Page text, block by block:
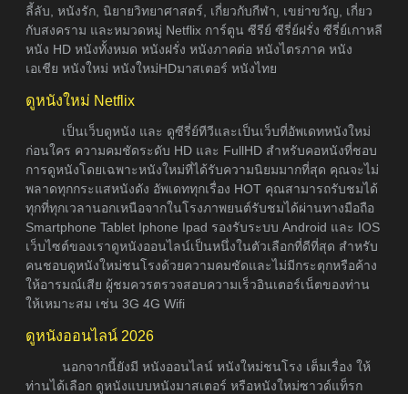
ลี้ลับ, หนังรัก, นิยายวิทยาศาสตร์, เกี่ยวกับกีฬา, เขย่าขวัญ, เกี่ยว
กับสงคราม และหมวดหมู่ Netflix การ์ตูน ซีรีย์ ซีรี่ย์ฝรั่ง ซีรี่ย์เกาหลี
หนัง HD หนังทั้งหมด หนังฝรั่ง หนังภาคต่อ หนังไตรภาค หนัง
เอเชีย หนังใหม่ หนังใหม่HDมาสเตอร์ หนังไทย
ดูหนังใหม่ Netflix
เป็นเว็บดูหนัง และ ดูซีรี่ย์ทีวีและเป็นเว็บที่อัพเดทหนังใหม่
ก่อนใคร ความคมชัดระดับ HD และ FullHD สำหรับคอหนังที่ชอบ
การดูหนังโดยเฉพาะหนังใหม่ที่ได้รับความนิยมมากที่สุด คุณจะไม่
พลาดทุกกระแสหนังดัง อัพเดททุกเรื่อง HOT คุณสามารถรับชมได้
ทุกที่ทุกเวลานอกเหนือจากในโรงภาพยนต์รับชมได้ผ่านทางมือถือ
Smartphone Tablet Iphone Ipad รองรับระบบ Android และ IOS
เว็บไซต์ของเราดูหนังออนไลน์เป็นหนึ่งในตัวเลือกที่ดีที่สุด สำหรับ
คนชอบดูหนังใหม่ชนโรงด้วยความคมชัดและไม่มีกระตุกหรือค้าง
ให้อารมณ์เสีย ผู้ชมควรตรวจสอบความเร็วอินเตอร์เน็ตของท่าน
ให้เหมาะสม เช่น 3G 4G Wifi
ดูหนังออนไลน์ 2026
นอกจากนี้ยังมี หนังออนไลน์ หนังใหม่ชนโรง เต็มเรื่อง ให้
ท่านได้เลือก ดูหนังแบบหนังมาสเตอร์ หรือหนังใหม่ซาวด์แท็รก